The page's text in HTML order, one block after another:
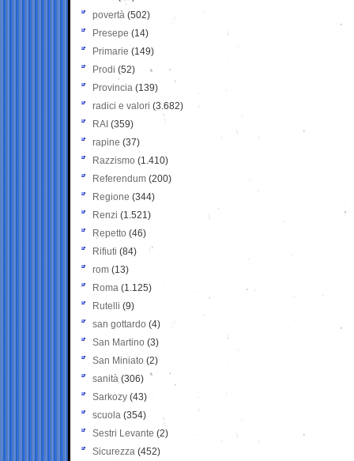
povertà (502)
Presepe (14)
Primarie (149)
Prodi (52)
Provincia (139)
radici e valori (3.682)
RAI (359)
rapine (37)
Razzismo (1.410)
Referendum (200)
Regione (344)
Renzi (1.521)
Repetto (46)
Rifiuti (84)
rom (13)
Roma (1.125)
Rutelli (9)
san gottardo (4)
San Martino (3)
San Miniato (2)
sanità (306)
Sarkozy (43)
scuola (354)
Sestri Levante (2)
Sicurezza (452)